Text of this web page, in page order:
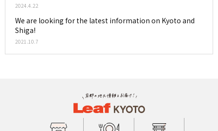
2024.4.22
We are looking for the latest information on Kyoto and
Shiga!
2021.10.7